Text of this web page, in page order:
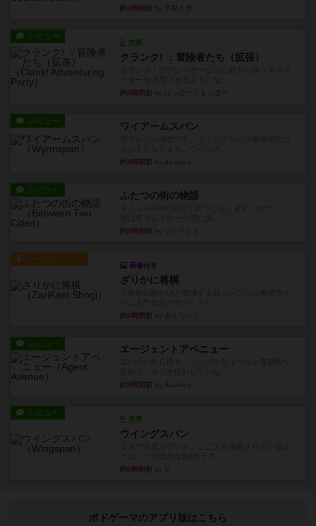
約2時間前
レビュー
充実
クランク! ：冒険者たち（拡張）
約3時間前
レビュー ワイアームスパン
約4時間前
レビュー ふたつの街の物語
約8時間前
ルール/インスト
画像付き
ざりかに将棋
約8時間前
レビュー エージェントアベニュー
約8時間前
レビュー
充実
ウイングスパン
約9時間前
ボドゲーマのアプリ版はこちら